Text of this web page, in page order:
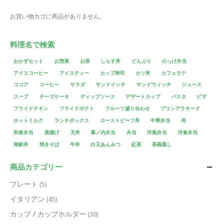
お買い物カゴに商品がありません。
料理名で検索
おかずセット お惣菜 お茶 しらす丼 どんぶり
のっけ弁当
アイスコーヒー
アイスティー カップ寿司 カツ丼
カフェラテ
ココア
コーヒー サラダ サンドイッチ サンドウィッチ
ジュース
スープ
チーズケーキ ディップソース デザートカップ パスタ
ピザ
フライドチキン
フライドポテト フルーツ盛り合わせ
プリンアラモード
ホットミルク
ランチボックス ローストビーフ丼 中華弁当
丼
和食弁当
唐揚げ 天丼 幕ノ内弁当 弁当 洋風弁当
洋食弁当
海鮮丼
焼きそば 牛丼 白玉あんみつ 紅茶 茶碗蒸し
商品カテゴリー
プレート (5)
イタリアン (45)
カップ / カップホルダー (30)